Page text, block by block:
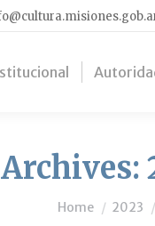
You are here:
Home 2023